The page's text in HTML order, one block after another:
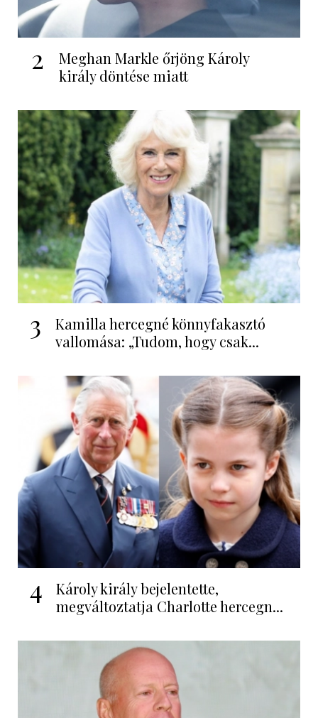
2
Meghan Markle őrjöng Károly
király döntése miatt
3
Kamilla hercegné könnyfakasztó
vallomása: „Tudom, hogy csak...
4
Károly király bejelentette,
megváltoztatja Charlotte hercegn...